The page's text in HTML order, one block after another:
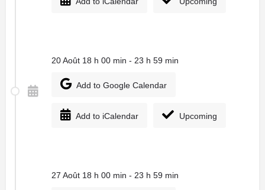
20 Août 18 h 00 min - 23 h 59 min
Add to Google Calendar
Add to iCalendar Upcoming
27 Août 18 h 00 min - 23 h 59 min